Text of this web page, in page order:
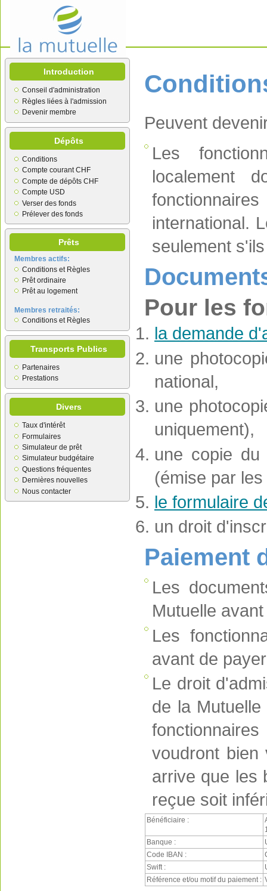
Introduction
Conseil d'administration
Règles liées à l'admission
Devenir membre
Dépôts
Conditions
Compte courant CHF
Compte de dépôts CHF
Compte USD
Verser des fonds
Prélever des fonds
Prêts
Membres actifs:
Conditions et Règles
Prêt ordinaire
Prêt au logement
Membres retraités:
Conditions et Règles
Transports Publics
Partenaires
Prestations
Divers
Taux d'intérêt
Formulaires
Simulateur de prêt
Simulateur budgétaire
Questions fréquentes
Dernières nouvelles
Nous contacter
Peuvent
Les
localement
international.
seulement
Pour les
la demande
une
national,
une
uniquement),
une copie
(émise par
le formulaire
un droit
Paiement
Les
Mutuelle
Les
avant de
Le droit
de la
voudront
arrive que les
reçue soit
Bénéficiaire :
Banque :
Code IBAN :
Swift :
Référence et/ou motif du paiement :